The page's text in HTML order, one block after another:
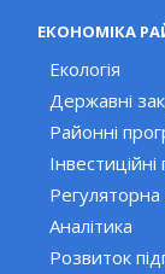
ЕКОНОМІКА
Екологія
Державні
Районні
Регуляторна
Аналітика
Розвиток